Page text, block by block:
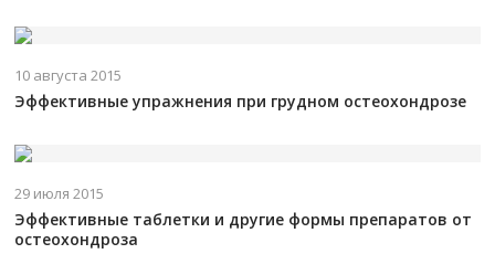
10 августа 2015
Эффективные упражнения при грудном остеохондрозе
29 июля 2015
Эффективные таблетки и другие формы препаратов от
остеохондроза